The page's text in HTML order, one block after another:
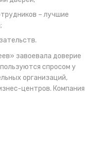
– лучшие
завоевала доверие
спросом у
организаций,
центров. Компания